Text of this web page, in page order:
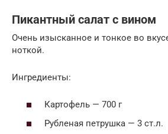
Пикантный салат с вином
Очень изысканное и тонкое во
ноткой.
Ингредиенты:
Картофель — 700 г
Рубленая петрушка — 3 ст.л.